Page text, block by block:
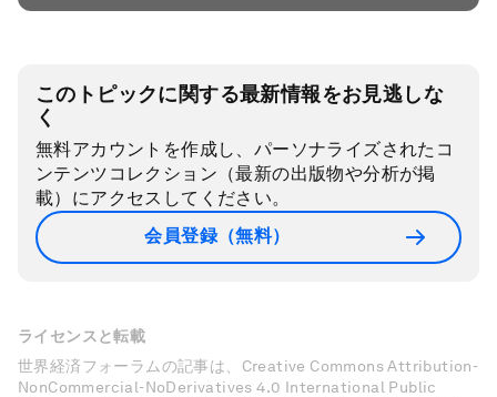
このトピックに関する最新情報をお見逃しな
く
無料アカウントを作成し、パーソナライズされたコ
ンテンツコレクション（最新の出版物や分析が掲
載）にアクセスしてください。
会員登録（無料）
ライセンスと転載
世界経済フォーラムの記事は、Creative Commons Attribution-
NonCommercial-NoDerivatives 4.0 International Public